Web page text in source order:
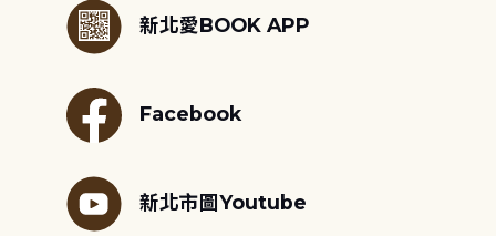
新北愛BOOK APP
Facebook
新北市圖Youtube